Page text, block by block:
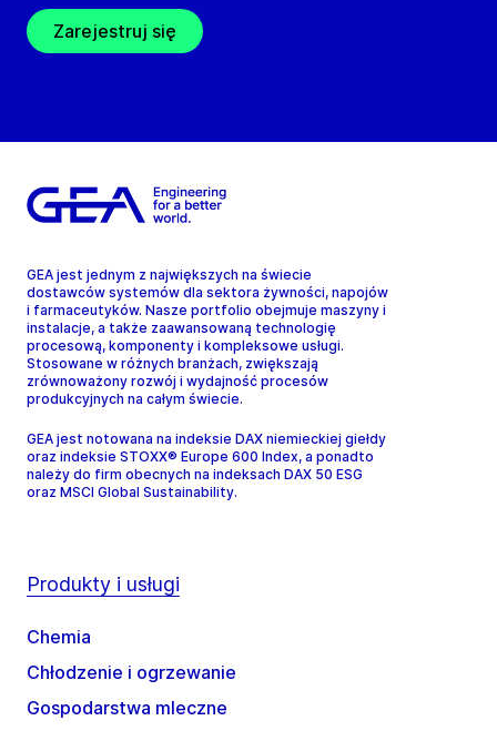
Zarejestruj się
GEA jest jednym z największych na świecie
dostawców systemów dla sektora żywności, napojów
i farmaceutyków. Nasze portfolio obejmuje maszyny i
instalacje, a także zaawansowaną technologię
procesową, komponenty i kompleksowe usługi.
Stosowane w różnych branżach, zwiększają
zrównoważony rozwój i wydajność procesów
produkcyjnych na całym świecie.
GEA jest notowana na indeksie DAX niemieckiej giełdy
oraz indeksie STOXX® Europe 600 Index, a ponadto
należy do firm obecnych na indeksach DAX 50 ESG
oraz MSCI Global Sustainability.
Produkty i usługi
Chemia
Chłodzenie i ogrzewanie
Gospodarstwa mleczne